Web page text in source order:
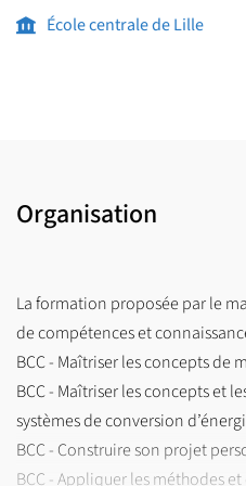
communication, réseaux
de données industrielles,
Compétences et enseignements
Simulation et modélisation
électrique et hybrides,
Gestion d’énergie des
hybrides.
École centrale de Lille
Organisation
La formation proposée par le
de compétences et
BCC - Maîtriser les concepts de
BCC - Maîtriser les concepts et
systèmes de conversion
BCC - Construire son projet
BCC - Appliquer les méthodes